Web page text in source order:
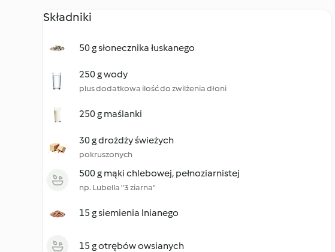
Składniki
50 g słonecznika łuskanego
250 g wody
plus dodatkowa ilość do zwilżenia dłoni
250 g maślanki
30 g drożdży świeżych
pokruszonych
500 g mąki chlebowej, pełnoziarnistej
np. Lubella "3 ziarna"
15 g siemienia lnianego
15 g otrębów owsianych